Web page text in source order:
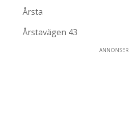
Årsta
Årstavägen 43
ANNONSER